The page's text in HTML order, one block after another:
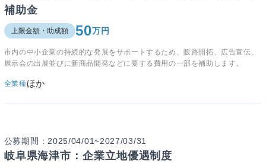
補助金
上限金額・助成額 50万円
市内の中小企業の持続的な発展をサポートするため、販路開拓、広告宣伝、
展示会の出展並びに新商品開発などに要する費用の一部を補助します。
全業種ほか
公募期間：2025/04/01~2027/03/31
岐阜県海津市：企業立地優遇制度